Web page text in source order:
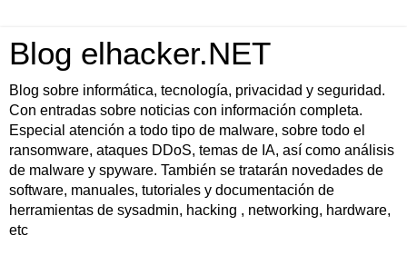
Blog elhacker.NET
Blog sobre informática, tecnología, privacidad y seguridad.
Con entradas sobre noticias con información completa.
Especial atención a todo tipo de malware, sobre todo el
ransomware, ataques DDoS, temas de IA, así como análisis
de malware y spyware. También se tratarán novedades de
software, manuales, tutoriales y documentación de
herramientas de sysadmin, hacking , networking, hardware,
etc